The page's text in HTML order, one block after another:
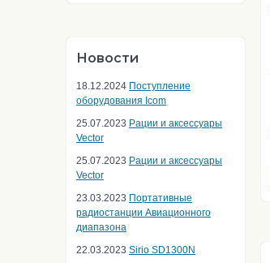
Новости
18.12.2024 Поступление
оборудования Icom
25.07.2023 Рации и аксессуары
Vector
25.07.2023 Рации и аксессуары
Vector
23.03.2023 Портативные
радиостанции Авиационного
диапазона
22.03.2023 Sirio SD1300N